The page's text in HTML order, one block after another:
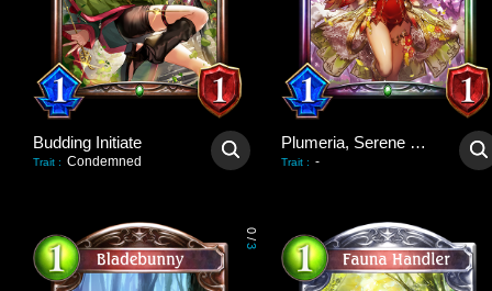
Budding Initiate
Trait : Condemned
Plumeria, Serene Goddess
Trait : -
0
/
3